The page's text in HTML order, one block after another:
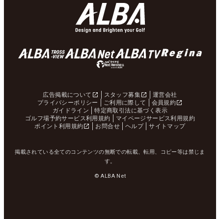
広告掲載について スタッフ募集
運営会社
プライバシーポリシー
ご利用に際して
会員規約
ガイドライン
特定商取引法に基づく表示
ゴルフ場予約サービス利用規約
マイページサービス利用規約
ポイント利用規約
お問合せ ヘルプ サイトマップ
掲載されている全てのコンテンツの無断での転載、転用、コピー等は禁じま
す。
© ALBA Net